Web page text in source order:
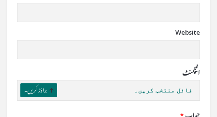
Website
اٹیچمنٹ
فائل منتخب کریں۔ براؤز کریں۔